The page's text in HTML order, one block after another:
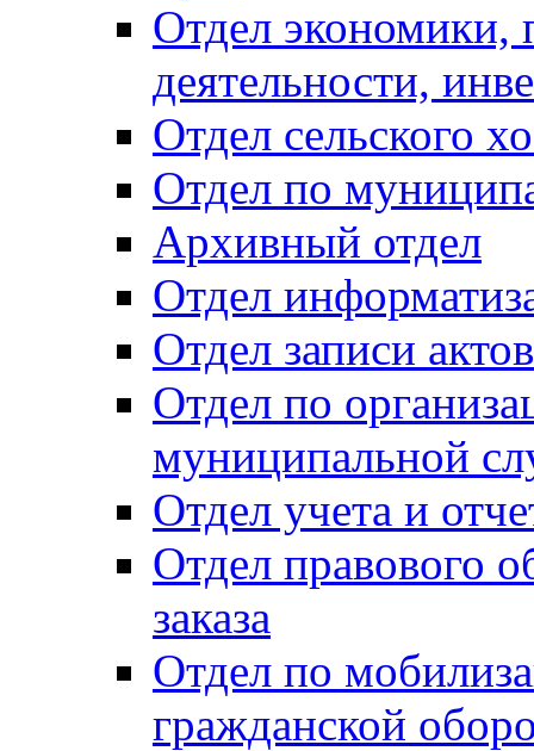
Отдел экономики,
деятельности,
Отдел сельского
Отдел по
Архивный отдел
Отдел
Отдел записи
Отдел по
муниципальной
Отдел учета и
Отдел правового
заказа
Отдел по
гражданской